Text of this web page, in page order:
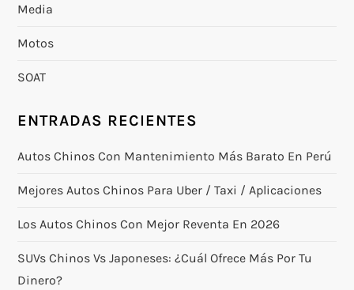
Media
Motos
SOAT
ENTRADAS RECIENTES
Autos Chinos Con Mantenimiento Más Barato En Perú
Mejores Autos Chinos Para Uber / Taxi / Aplicaciones
Los Autos Chinos Con Mejor Reventa En 2026
SUVs Chinos Vs Japoneses: ¿cuál Ofrece Más Por Tu
Dinero?